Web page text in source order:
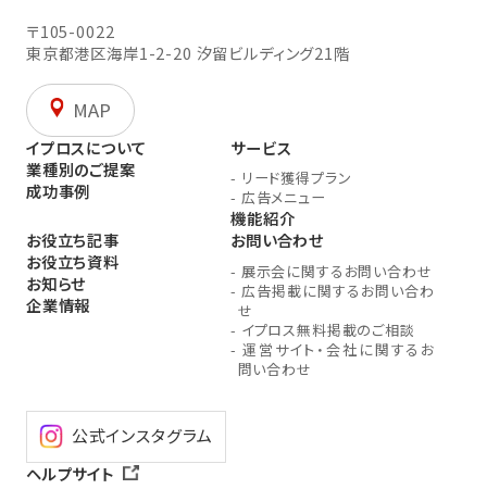
〒105-0022
東京都港区海岸1-2-20 汐留ビルディング21階
MAP
イプロスについて
業種別のご提案
成功事例
サービス
- リード獲得プラン
- 広告メニュー
機能紹介
お役立ち記事
お役立ち資料
お知らせ
企業情報
お問い合わせ
- 展示会に関するお問い合わせ
- 広告掲載に関するお問い合わ
せ
- イプロス無料掲載のご相談
- 運営サイト・会社に関するお
問い合わせ
公式インスタグラム
ヘルプサイト